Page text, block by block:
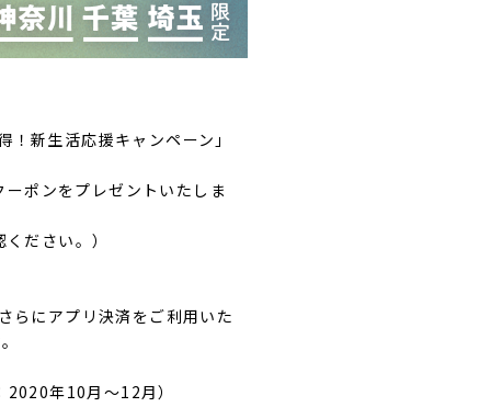
新生活応援キャンペーン」
ポンをプレゼントいたしま
ださい。）
らにアプリ決済をご利用いた
年10月～12月）